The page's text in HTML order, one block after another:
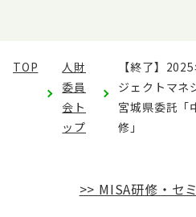
TOP
人財
委員
会ト
ップ
【終了】
ジェクトマネ
宮城県委託「
修」
>> MISA研修・セ